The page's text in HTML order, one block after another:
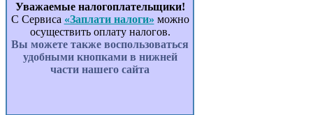
Уважаемые налогоплательщики!
С Сервиса «Заплати налоги» можно
осуществить оплату налогов.
Вы можете также воспользоваться
удобными кнопками в нижней
части нашего сайта